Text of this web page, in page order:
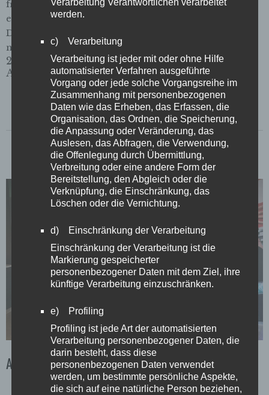
fragten uns, wie Domkantor Tobias Gravenhorst
eigentlich mit der legendär schwierigen Akustik im
Dom zurechtkommt (S. 10). Und dann ist da ja auch
noch Manufactum. …
29. August 2025
Ausgabe
Ausflug ins Weserstadion
Verarbeitung Verantwortlichen verarbeitet
werden.
c) Verarbeitung
Verarbeitung ist jeder mit oder ohne Hilfe
automatisierter Verfahren ausgeführte
Vorgang oder jede solche Vorgangsreihe im
Zusammenhang mit personenbezogenen
Daten wie das Erheben, das Erfassen, die
Organisation, das Ordnen, die Speicherung,
die Anpassung oder Veränderung, das
Auslesen, das Abfragen, die Verwendung,
die Offenlegung durch Übermittlung,
Verbreitung oder eine andere Form der
Bereitstellung, den Abgleich oder die
Verknüpfung, die Einschränkung, das
Löschen oder die Vernichtung.
d) Einschränkung der Verarbeitung
Einschränkung der Verarbeitung ist die
Markierung gespeicherter
personenbezogener Daten mit dem Ziel, ihre
künftige Verarbeitung einzuschränken.
e) Profiling
Profiling ist jede Art der automatisierten
Verarbeitung personenbezogener Daten, die
darin besteht, dass diese
personenbezogenen Daten verwendet
werden, um bestimmte persönliche Aspekte,
die sich auf eine natürliche Person beziehen,